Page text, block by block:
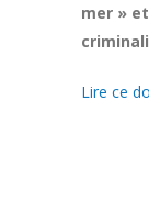
mer »
Lire ce